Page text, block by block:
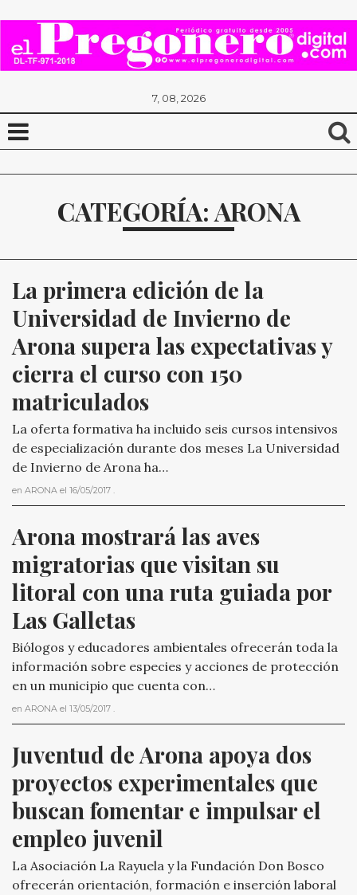
7, 08, 2026
CATEGORÍA: ARONA
La primera edición de la
Universidad de Invierno de
Arona supera las expectativas y
cierra el curso con 150
matriculados
La oferta formativa ha incluido seis cursos intensivos
de especialización durante dos meses La Universidad
de Invierno de Arona ha…
en ARONA el 16/05/2017 .
Arona mostrará las aves
migratorias que visitan su
litoral con una ruta guiada por
Las Galletas
Biólogos y educadores ambientales ofrecerán toda la
información sobre especies y acciones de protección
en un municipio que cuenta con…
en ARONA el 13/05/2017 .
Juventud de Arona apoya dos
proyectos experimentales que
buscan fomentar e impulsar el
empleo juvenil
La Asociación La Rayuela y la Fundación Don Bosco
ofrecerán orientación, formación e inserción laboral